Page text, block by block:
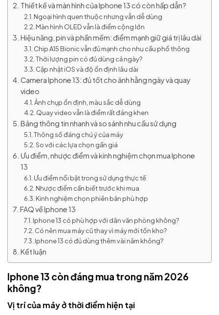
Thiết kế và màn hình của Iphone 13 có còn hấp dẫn?
Ngoại hình quen thuộc nhưng vẫn dễ dùng
Màn hình OLED vẫn là điểm cộng lớn
Hiệu năng, pin và phần mềm: điểm mạnh giữ giá trị lâu dài
Chip A15 Bionic vẫn đủ mạnh cho nhu cầu phổ thông
Thời lượng pin có đủ dùng cả ngày?
Cập nhật iOS và độ ổn định lâu dài
Camera Iphone 13: đủ tốt cho ảnh hằng ngày và quay
video
Ảnh chụp ổn định, màu sắc dễ dùng
Quay video vẫn là điểm rất đáng khen
Bảng thông tin nhanh và so sánh nhu cầu sử dụng
Thông số đáng chú ý của máy
So với các lựa chọn gần giá
Ưu điểm, nhược điểm và kinh nghiệm chọn mua Iphone
13
Ưu điểm nổi bật trong sử dụng thực tế
Nhược điểm cần biết trước khi mua
Kinh nghiệm chọn phiên bản phù hợp
FAQ về Iphone 13
Iphone 13 có phù hợp với dân văn phòng không?
Có nên mua máy cũ thay vì máy mới tồn kho?
Iphone 13 có đủ dùng thêm vài năm không?
Kết luận
Iphone 13 còn đáng mua trong năm 2026
không?
Vị trí của máy ở thời điểm hiện tại